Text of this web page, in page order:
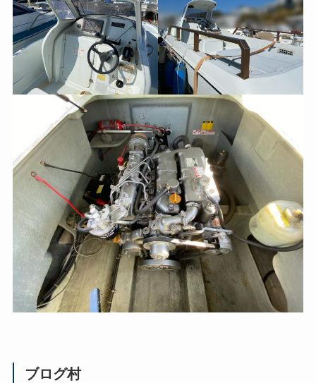
ブログ村